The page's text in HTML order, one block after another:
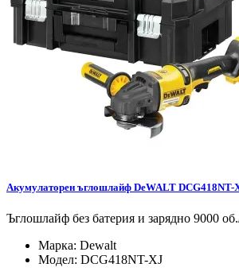
Акумулаторен ъглошлайф DeWALT DCG418NT-
Ъглошлайф без батерия и зарядно 9000
Марка: Dewalt
Модел: DCG418NT-XJ